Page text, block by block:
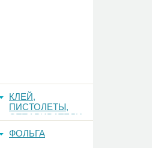
КЛЕЙ,
ПИСТОЛЕТЫ,
ОТПАРИВАТЕЛИ
ФОЛЬГА